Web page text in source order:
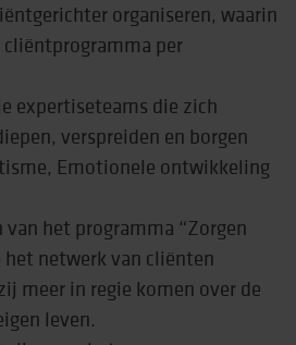
organiseren, waarin
cliëntprogramma per
expertiseteams die zich
verspreiden en borgen
Emotionele ontwikkeling
van het programma “Zorgen
het netwerk van cliënten
meer in regie komen over de
leven.